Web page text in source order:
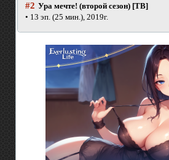
#2 Ура мечте! (второй сезон) [ТВ]
• 13 эп. (25 мин.), 2019г.